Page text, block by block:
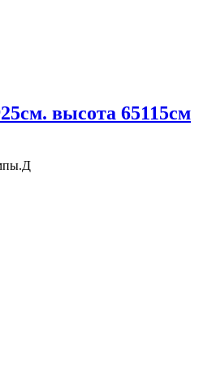
высота 65115см